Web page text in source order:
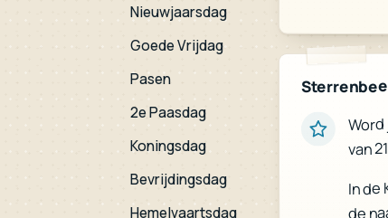
Nieuwjaarsdag
Goede Vrijdag
Pasen
2e Paasdag
Koningsdag
Bevrijdingsdag
Hemelvaartsdag
van
In de
de